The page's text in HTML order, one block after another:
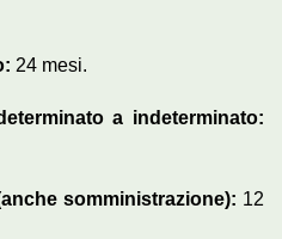
24 mesi.
a indeterminato:
somministrazione): 12